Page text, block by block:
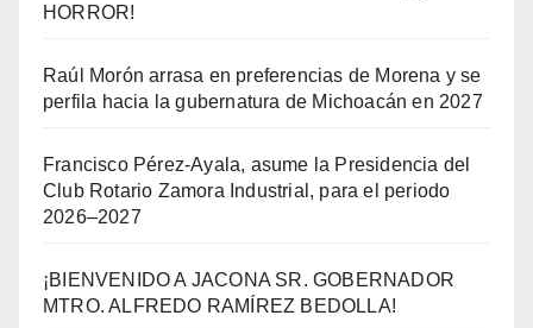
HORROR!
Raúl Morón arrasa en preferencias de Morena y se
perfila hacia la gubernatura de Michoacán en 2027
Francisco Pérez-Ayala, asume la Presidencia del
Club Rotario Zamora Industrial, para el periodo
2026–2027
¡BIENVENIDO A JACONA SR. GOBERNADOR
MTRO. ALFREDO RAMÍREZ BEDOLLA!